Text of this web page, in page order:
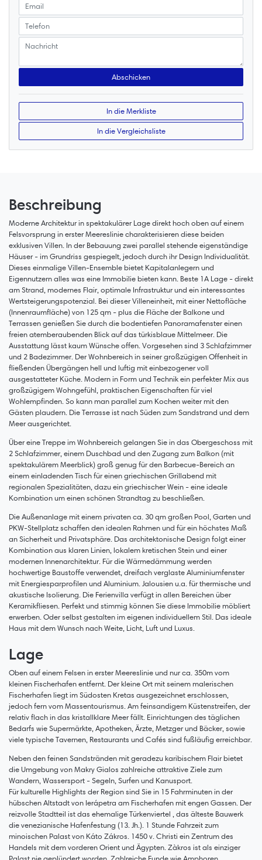
In die Merkliste
In die Vergleichsliste
Beschreibung
Moderne Architektur in spektakulärer Lage direkt hoch oben auf einem
Felsvorsprung in erster Meereslinie charakterisieren diese beiden
exklusiven Villen. In der Bebauung zwei parallel stehende eigenständige
Häuser - im Grundriss gespiegelt, jedoch durch ihr Design Individualität.
Dieses einmalige Villen-Ensemble bietet Kapitalanlegern und
Eigennutzern alles was eine Immobilie bieten kann. Beste 1A Lage - direkt
am Strand, modernes Flair, optimale Infrastruktur und ein interessantes
Wertsteigerungspotenzial. Bei dieser Villeneinheit, mit einer Nettofläche
(Innenraumfläche) von 125 qm - plus die Fläche der Balkone und
Terrassen genießen Sie durch die bodentiefen Panoramafenster einen
freien atemberaubenden Blick auf das türkisblaue Mittelmeer. Die
Ausstattung lässt kaum Wünsche offen. Vorgesehen sind 3 Schlafzimmer
und 2 Badezimmer. Der Wohnbereich in seiner großzügigen Offenheit in
fließenden Übergängen hell und luftig mit einbezogener voll
ausgestatteter Küche. Modern in Form und Technik ein perfekter Mix aus
großzügigem Wohngefühl, praktischen Eigenschaften für viel
Wohlempfinden. So kann man parallel zum Kochen weiter mit den
Gästen plaudern. Die Terrasse ist nach Süden zum Sandstrand und dem
Meer ausgerichtet.
Über eine Treppe im Wohnbereich gelangen Sie in das Obergeschoss mit
2 Schlafzimmer, einem Duschbad und den Zugang zum Balkon (mit
spektakulärem Meerblick) groß genug für den Barbecue-Bereich an
einem einladenden Tisch für einen griechischen Grillabend mit
regionalen Spezialitäten, dazu ein griechischer Wein - eine ideale
Kombination um einen schönen Strandtag zu beschließen.
Die Außenanlage mit einem privaten ca. 30 qm großen Pool, Garten und
PKW-Stellplatz schaffen den idealen Rahmen und für ein höchstes Maß
an Sicherheit und Privatsphäre. Das architektonische Design folgt einer
Kombination aus klaren Linien, lokalem kretischen Stein und einer
modernen Innenarchitektur. Für die Wärmedämmung werden
hochwertige Baustoffe verwendet, dreifach verglaste Aluminiumfenster
mit Energiesparprofilen und Aluminium. Jalousien u.a. für thermische und
akustische Isolierung. Die Ferienvilla verfügt in allen Bereichen über
Keramikfliesen. Perfekt und stimmig können Sie diese Immobilie möbliert
erwerben. Oder selbst gestalten im eigenen individuellem Stil. Das ideale
Haus mit dem Wunsch nach Weite, Licht, Luft und Luxus.
Lage
Oben auf einem Felsen in erster Meereslinie und nur ca. 350m vom
kleinen Fischerhafen entfernt. Der kleine Ort mit seinem malerischen
Fischerhafen liegt im Südosten Kretas ausgezeichnet erschlossen,
jedoch fern vom Massentourismus. Am feinsandigem Küstenstreifen, der
relativ flach in das kristallklare Meer fällt. Einrichtungen des täglichen
Bedarfs wie Supermärkte, Apotheken, Ärzte, Metzger und Bäcker, sowie
viele typische Tavernen, Restaurants und Cafés sind fußläufig erreichbar.
Neben den feinen Sandstränden mit geradezu karibischem Flair bietet
die Umgebung von Makry Gialos zahlreiche attraktive Ziele zum
Wandern, Wassersport - Segeln, Surfen und Kanusport.
Für kulturelle Highlights der Region sind Sie in 15 Fahrminuten in der
hübschen Altstadt von Ierápetra am Fischerhafen mit engen Gassen. Der
reizvolle Stadtteil ist das ehemalige Türkenviertel , das älteste Bauwerk
die venezianische Hafenfestung (13. Jh.). 1 Stunde Fahrzeit zum
minoischen Palast von Káto Zákros. 1450 v. Christi ein Zentrum des
Handels mit dem vorderen Orient und Ägypten. Zàkros ist als einziger